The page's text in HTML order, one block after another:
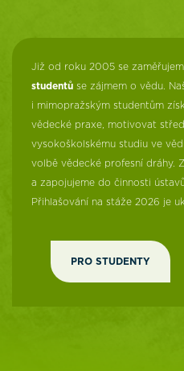
Již od roku 2005 se
studentů se zájmem o vědu.
i mimopražským studentům
vědecké praxe, motivovat
vysokoškolskému studiu ve
volbě vědecké profesní dráhy.
a zapojujeme do činnosti
Přihlašování na stáže 2026 je
PRO STUDENTY